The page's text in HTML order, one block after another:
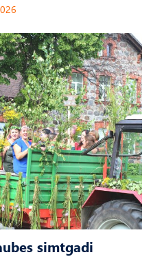
simtgadi